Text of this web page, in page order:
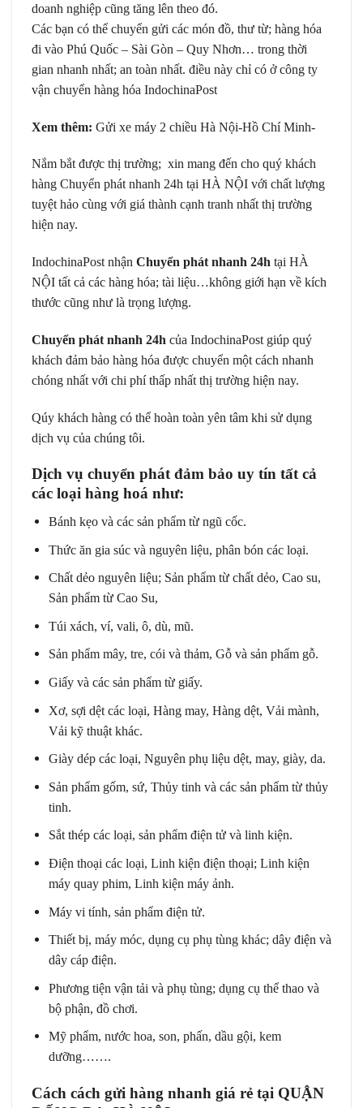
doanh nghiệp cũng tăng lên theo đó.
Các bạn có thể chuyển gửi các món đồ, thư từ; hàng hóa
đi vào Phú Quốc – Sài Gòn – Quy Nhơn… trong thời
gian nhanh nhất; an toàn nhất. điều này chỉ có ở công ty
vận chuyển hàng hóa IndochinaPost
Xem thêm: Gửi xe máy 2 chiều Hà Nội-Hồ Chí Minh-
Nắm bắt được thị trường; xin mang đến cho quý khách
hàng Chuyển phát nhanh 24h tại HÀ NỘI với chất lượng
tuyệt hảo cùng với giá thành cạnh tranh nhất thị trường
hiện nay.
IndochinaPost nhận Chuyển phát nhanh 24h tại HÀ
NỘI tất cả các hàng hóa; tài liệu…không giới hạn về kích
thước cũng như là trọng lượng.
Chuyển phát nhanh 24h của IndochinaPost giúp quý
khách đảm bảo hàng hóa được chuyển một cách nhanh
chóng nhất với chi phí thấp nhất thị trường hiện nay.
Qúy khách hàng có thể hoàn toàn yên tâm khi sử dụng
dịch vụ của chúng tôi.
Dịch vụ chuyển phát đảm bảo uy tín tất cả
các loại hàng hoá như:
Bánh kẹo và các sản phẩm từ ngũ cốc.
Thức ăn gia súc và nguyên liệu, phân bón các loại.
Chất dẻo nguyên liệu; Sản phẩm từ chất dẻo, Cao su,
Sản phẩm từ Cao Su,
Túi xách, ví, vali, ô, dù, mũ.
Sản phẩm mây, tre, cói và thảm, Gỗ và sản phẩm gỗ.
Giấy và các sản phẩm từ giấy.
Xơ, sợi dệt các loại, Hàng may, Hàng dệt, Vải mành,
Vải kỹ thuật khác.
Giày dép các loại, Nguyên phụ liệu dệt, may, giày, da.
Sản phẩm gốm, sứ, Thủy tinh và các sản phẩm từ thủy
tinh.
Sắt thép các loại, sản phẩm điện tử và linh kiện.
Điện thoại các loại, Linh kiện điện thoại; Linh kiện
máy quay phim, Linh kiện máy ảnh.
Máy vi tính, sản phẩm điện tử.
Thiết bị, máy móc, dụng cụ phụ tùng khác; dây điện và
dây cáp điện.
Phương tiện vận tải và phụ tùng; dụng cụ thể thao và
bộ phận, đồ chơi.
Mỹ phẩm, nước hoa, son, phấn, dầu gội, kem
dưỡng…….
Cách cách gửi hàng nhanh giá rẻ tại QUẬN